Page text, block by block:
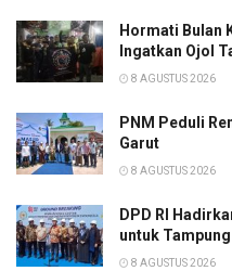
Hormati Bulan
Ingatkan Ojol
8 AGUSTUS 2026
PNM Peduli
Garut
8 AGUSTUS 2026
DPD RI
untuk
8 AGUSTUS 2026